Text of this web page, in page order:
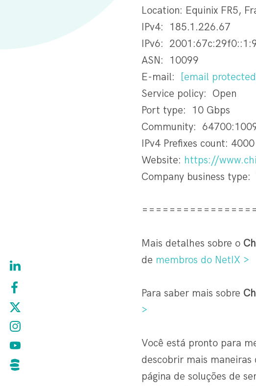
Location: Equinix FR5,
IPv4: 185.1.226.67
IPv6:
ASN: 10099
E-mail:
[email
Service policy: Open
Port type: 10 Gbps
Community:
IPv4 Prefixes count: 4000
Website: https://
Company business type:
Mais detalhes sobre o
de membros do NetIX >
Para saber mais sobre
>
Você está pronto para
descobrir mais
página de soluções de